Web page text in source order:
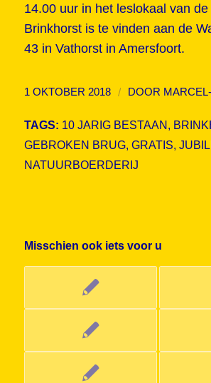
14.00 uur in het leslokaal van
Brinkhorst is te vinden aan de
43 in Vathorst in Amersfoort.
1 OKTOBER 2018 / DOOR
TAGS: 10 JARIG BESTAAN ,
GEBROKEN BRUG, GRATIS,
NATUURBOERDERIJ
Misschien ook iets voor u